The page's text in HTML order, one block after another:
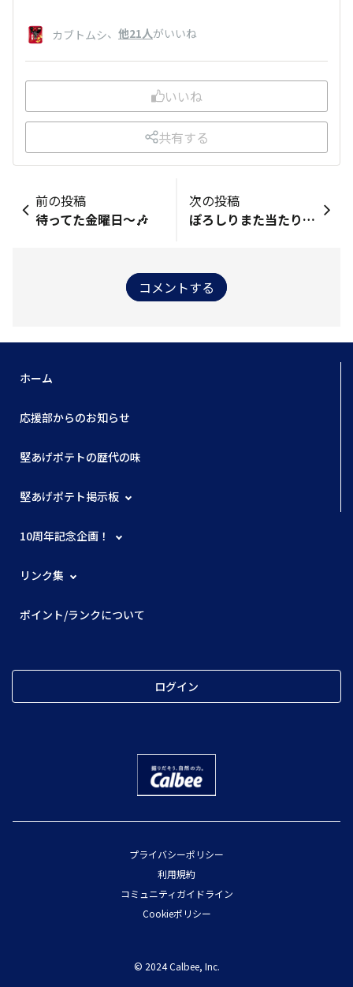
カブトムシ、 他21人がいいね
いいね
共有する
前の投稿
待ってた金曜日〜🎶
次の投稿
ぽろしりまた当たりました🏡🚚
コメントする
ホーム
応援部からのお知らせ
堅あげポテトの歴代の味
堅あげポテト掲示板
10周年記念企画！
リンク集
ポイント/ランクについて
ログイン
プライバシーポリシー
利用規約
コミュニティガイドライン
Cookieポリシー
© 2024 Calbee, Inc.